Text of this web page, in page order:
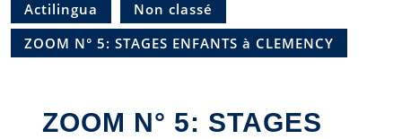
Actilingua
Non classé
ZOOM N° 5: STAGES ENFANTS à CLEMENCY
ZOOM N° 5: STAGES